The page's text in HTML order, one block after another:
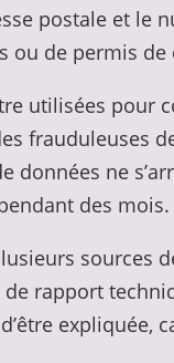
postale et le
ou de permis
utilisées pour
frauduleuses
données ne
des mois.
sources
de rapport
expliquée,